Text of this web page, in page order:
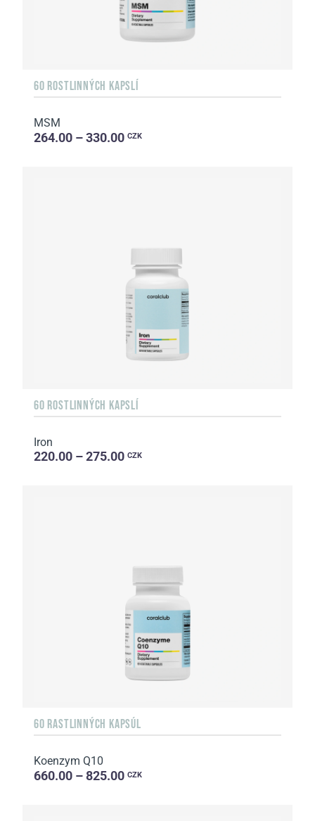
60 ROSTLINNÝCH KAPSLÍ
MSM
264.00 – 330.00 CZK
60 ROSTLINNÝCH KAPSLÍ
Iron
220.00 – 275.00 CZK
60 RASTLINNÝCH KAPSÚL
Koenzym Q10
660.00 – 825.00 CZK